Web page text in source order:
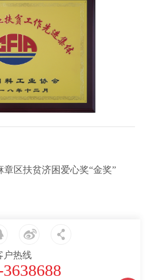
章区扶贫济困爱心奖“金奖”
户热线